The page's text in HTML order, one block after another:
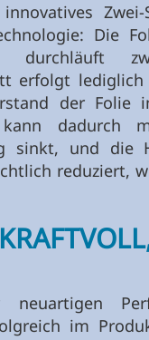
Zwei-
Die
durchläuft
erfolgt
der
dadurch
sinkt, und die
reduziert,
im